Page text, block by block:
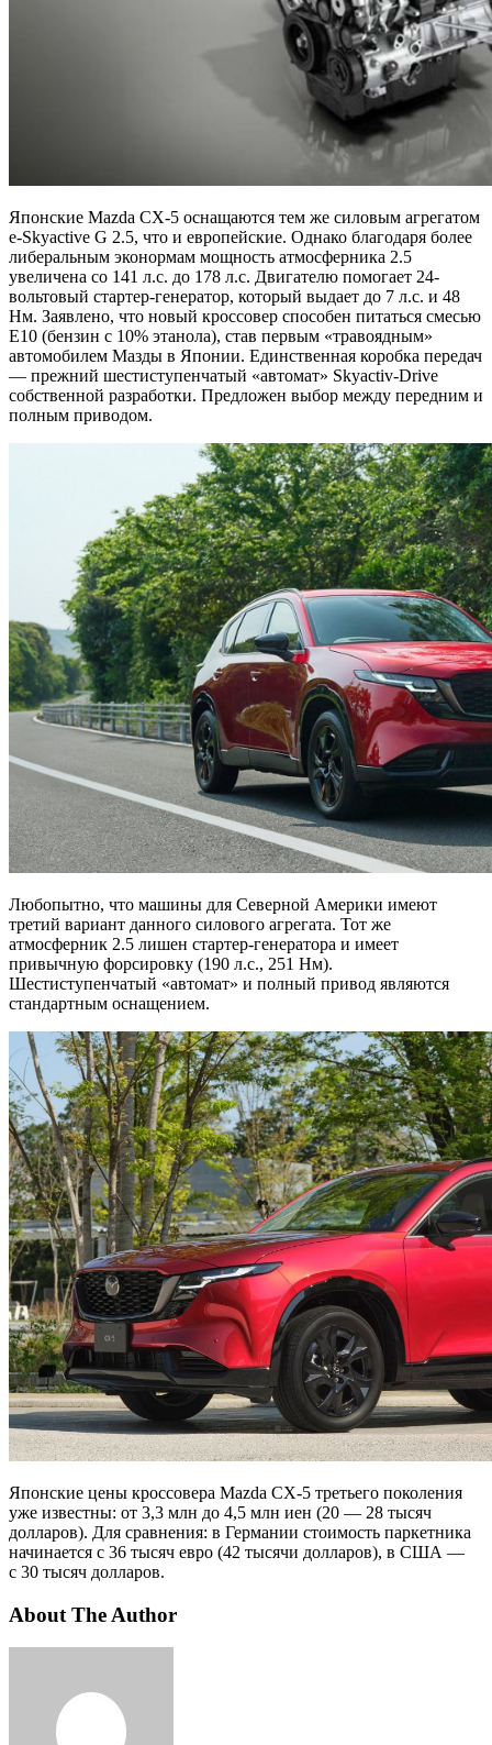
Японские Mazda CX-5 оснащаются тем же силовым агрегатом
e-Skyactive G 2.5, что и европейские. Однако благодаря более
либеральным эконормам мощность атмосферника 2.5
увеличена со 141 л.с. до 178 л.с. Двигателю помогает 24-
вольтовый стартер-генератор, который выдает до 7 л.с. и 48
Нм. Заявлено, что новый кроссовер способен питаться смесью
E10 (бензин с 10% этанола), став первым «травоядным»
автомобилем Мазды в Японии. Единственная коробка передач
— прежний шестиступенчатый «автомат» Skyactiv-Drive
собственной разработки. Предложен выбор между передним и
полным приводом.
Любопытно, что машины для Северной Америки имеют
третий вариант данного силового агрегата. Тот же
атмосферник 2.5 лишен стартер-генератора и имеет
привычную форсировку (190 л.с., 251 Нм).
Шестиступенчатый «автомат» и полный привод являются
стандартным оснащением.
Японские цены кроссовера Mazda CX-5 третьего поколения
уже известны: от 3,3 млн до 4,5 млн иен (20 — 28 тысяч
долларов). Для сравнения: в Германии стоимость паркетника
начинается c 36 тысяч евро (42 тысячи долларов), в США —
с 30 тысяч долларов.
About The Author